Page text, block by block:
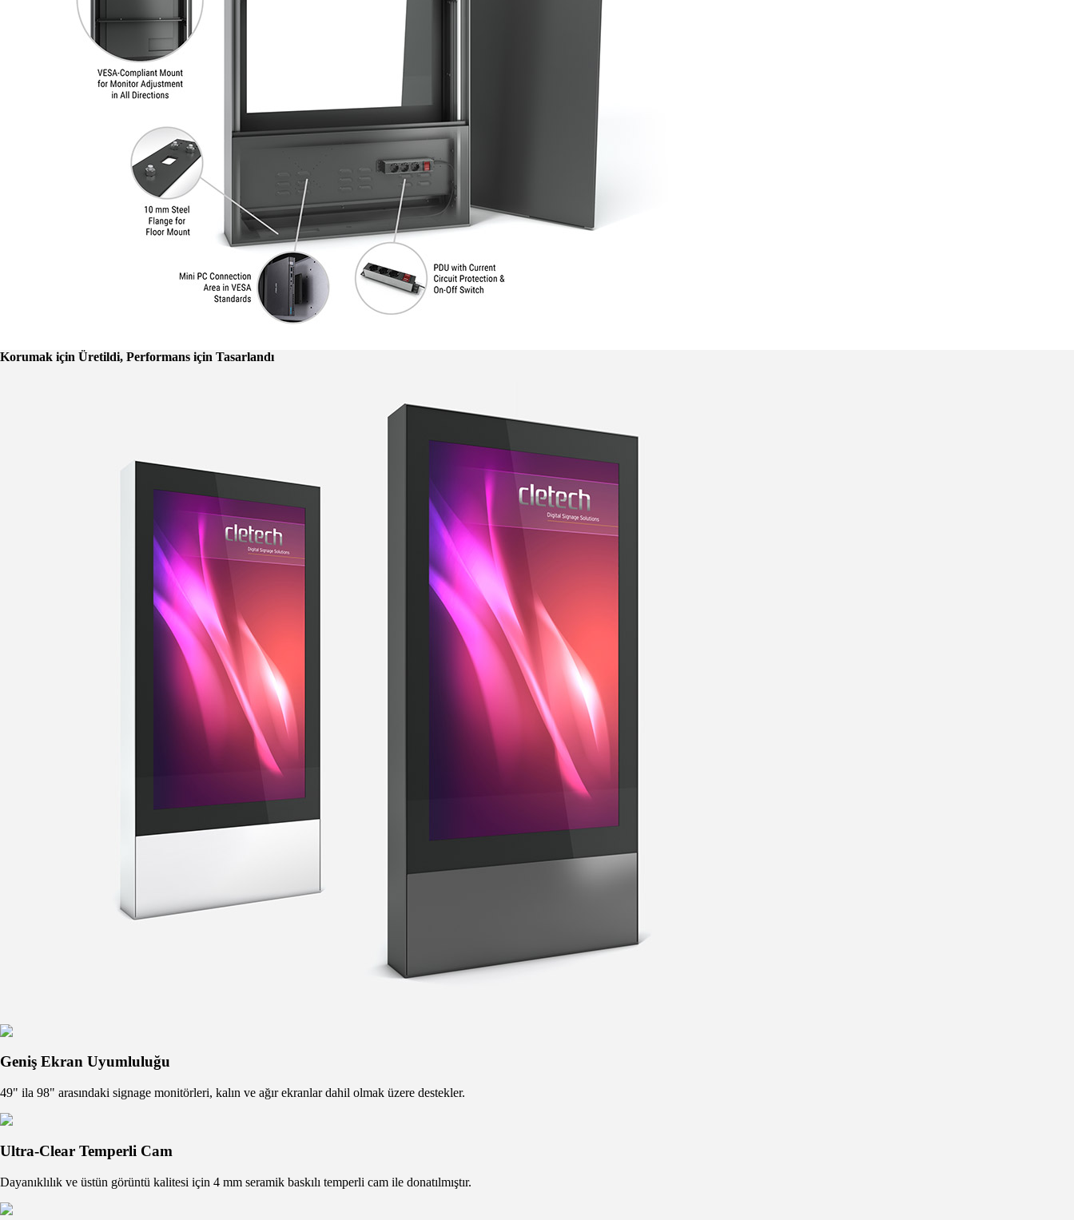
Korumak için Üretildi, Performans için Tasarlandı
Geniş Ekran Uyumluluğu
49" ila 98" arasındaki signage monitörleri, kalın ve ağır ekranlar dahil olmak üzere destekler.
Ultra-Clear Temperli Cam
Dayanıklılık ve üstün görüntü kalitesi için 4 mm seramik baskılı temperli cam ile donatılmıştır.